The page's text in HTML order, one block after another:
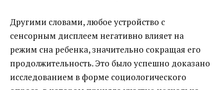
Другими словами, любое устройство с
сенсорным дисплеем негативно влияет на
режим сна ребенка, значительно сокращая его
продолжительность. Это было успешно доказано
исследованием в форме социологического